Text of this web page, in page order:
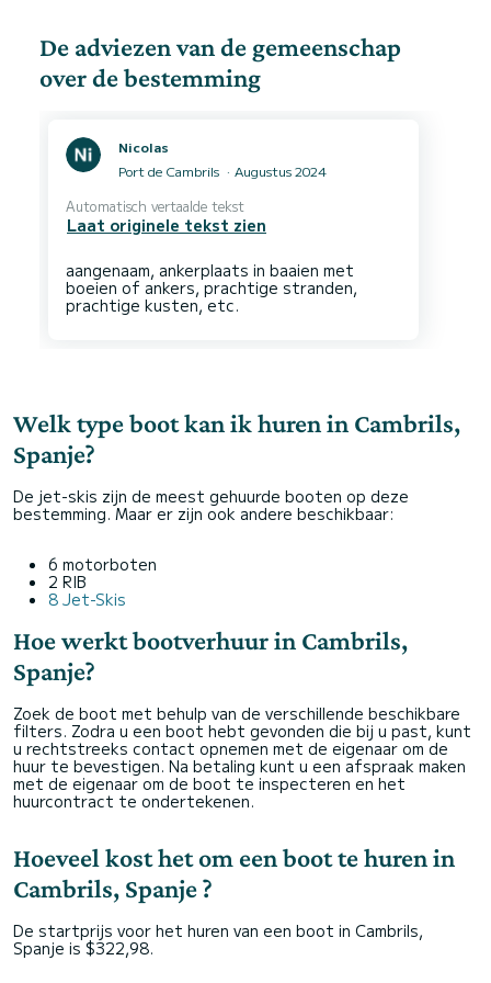
De adviezen van de gemeenschap
over de bestemming
Nicolas
Port de Cambrils
Augustus 2024
Automatisch vertaalde tekst
Laat originele tekst zien
aangenaam, ankerplaats in baaien met
boeien of ankers, prachtige stranden,
Welk type boot kan ik huren in Cambrils,
Spanje?
De jet-skis zijn de meest gehuurde booten op deze
bestemming. Maar er zijn ook andere beschikbaar:
6 motorboten
2 RIB
8 Jet-Skis
Hoe werkt bootverhuur in Cambrils,
Spanje?
Zoek de boot met behulp van de verschillende beschikbare
filters. Zodra u een boot hebt gevonden die bij u past, kunt
u rechtstreeks contact opnemen met de eigenaar om de
huur te bevestigen. Na betaling kunt u een afspraak maken
met de eigenaar om de boot te inspecteren en het
huurcontract te ondertekenen.
Hoeveel kost het om een boot te huren in
Cambrils, Spanje ?
De startprijs voor het huren van een boot in Cambrils,
Spanje is $322,98.